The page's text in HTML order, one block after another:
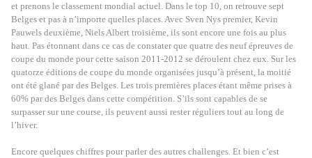
et prenons le classement mondial actuel. Dans le top 10, on retrouve sept
Belges et pas à n’importe quelles places. Avec Sven Nys premier, Kevin
Pauwels deuxième, Niels Albert troisième, ils sont encore une fois au plus
haut. Pas étonnant dans ce cas de constater que quatre des neuf épreuves de
coupe du monde pour cette saison 2011-2012 se déroulent chez eux. Sur les
quatorze éditions de coupe du monde organisées jusqu’à présent, la moitié
ont été glané par des Belges. Les trois premières places étant même prises à
60% par des Belges dans cette compétition. S’ils sont capables de se
surpasser sur une course, ils peuvent aussi rester réguliers tout au long de
l’hiver.
Encore quelques chiffres pour parler des autres challenges. Et bien c’est